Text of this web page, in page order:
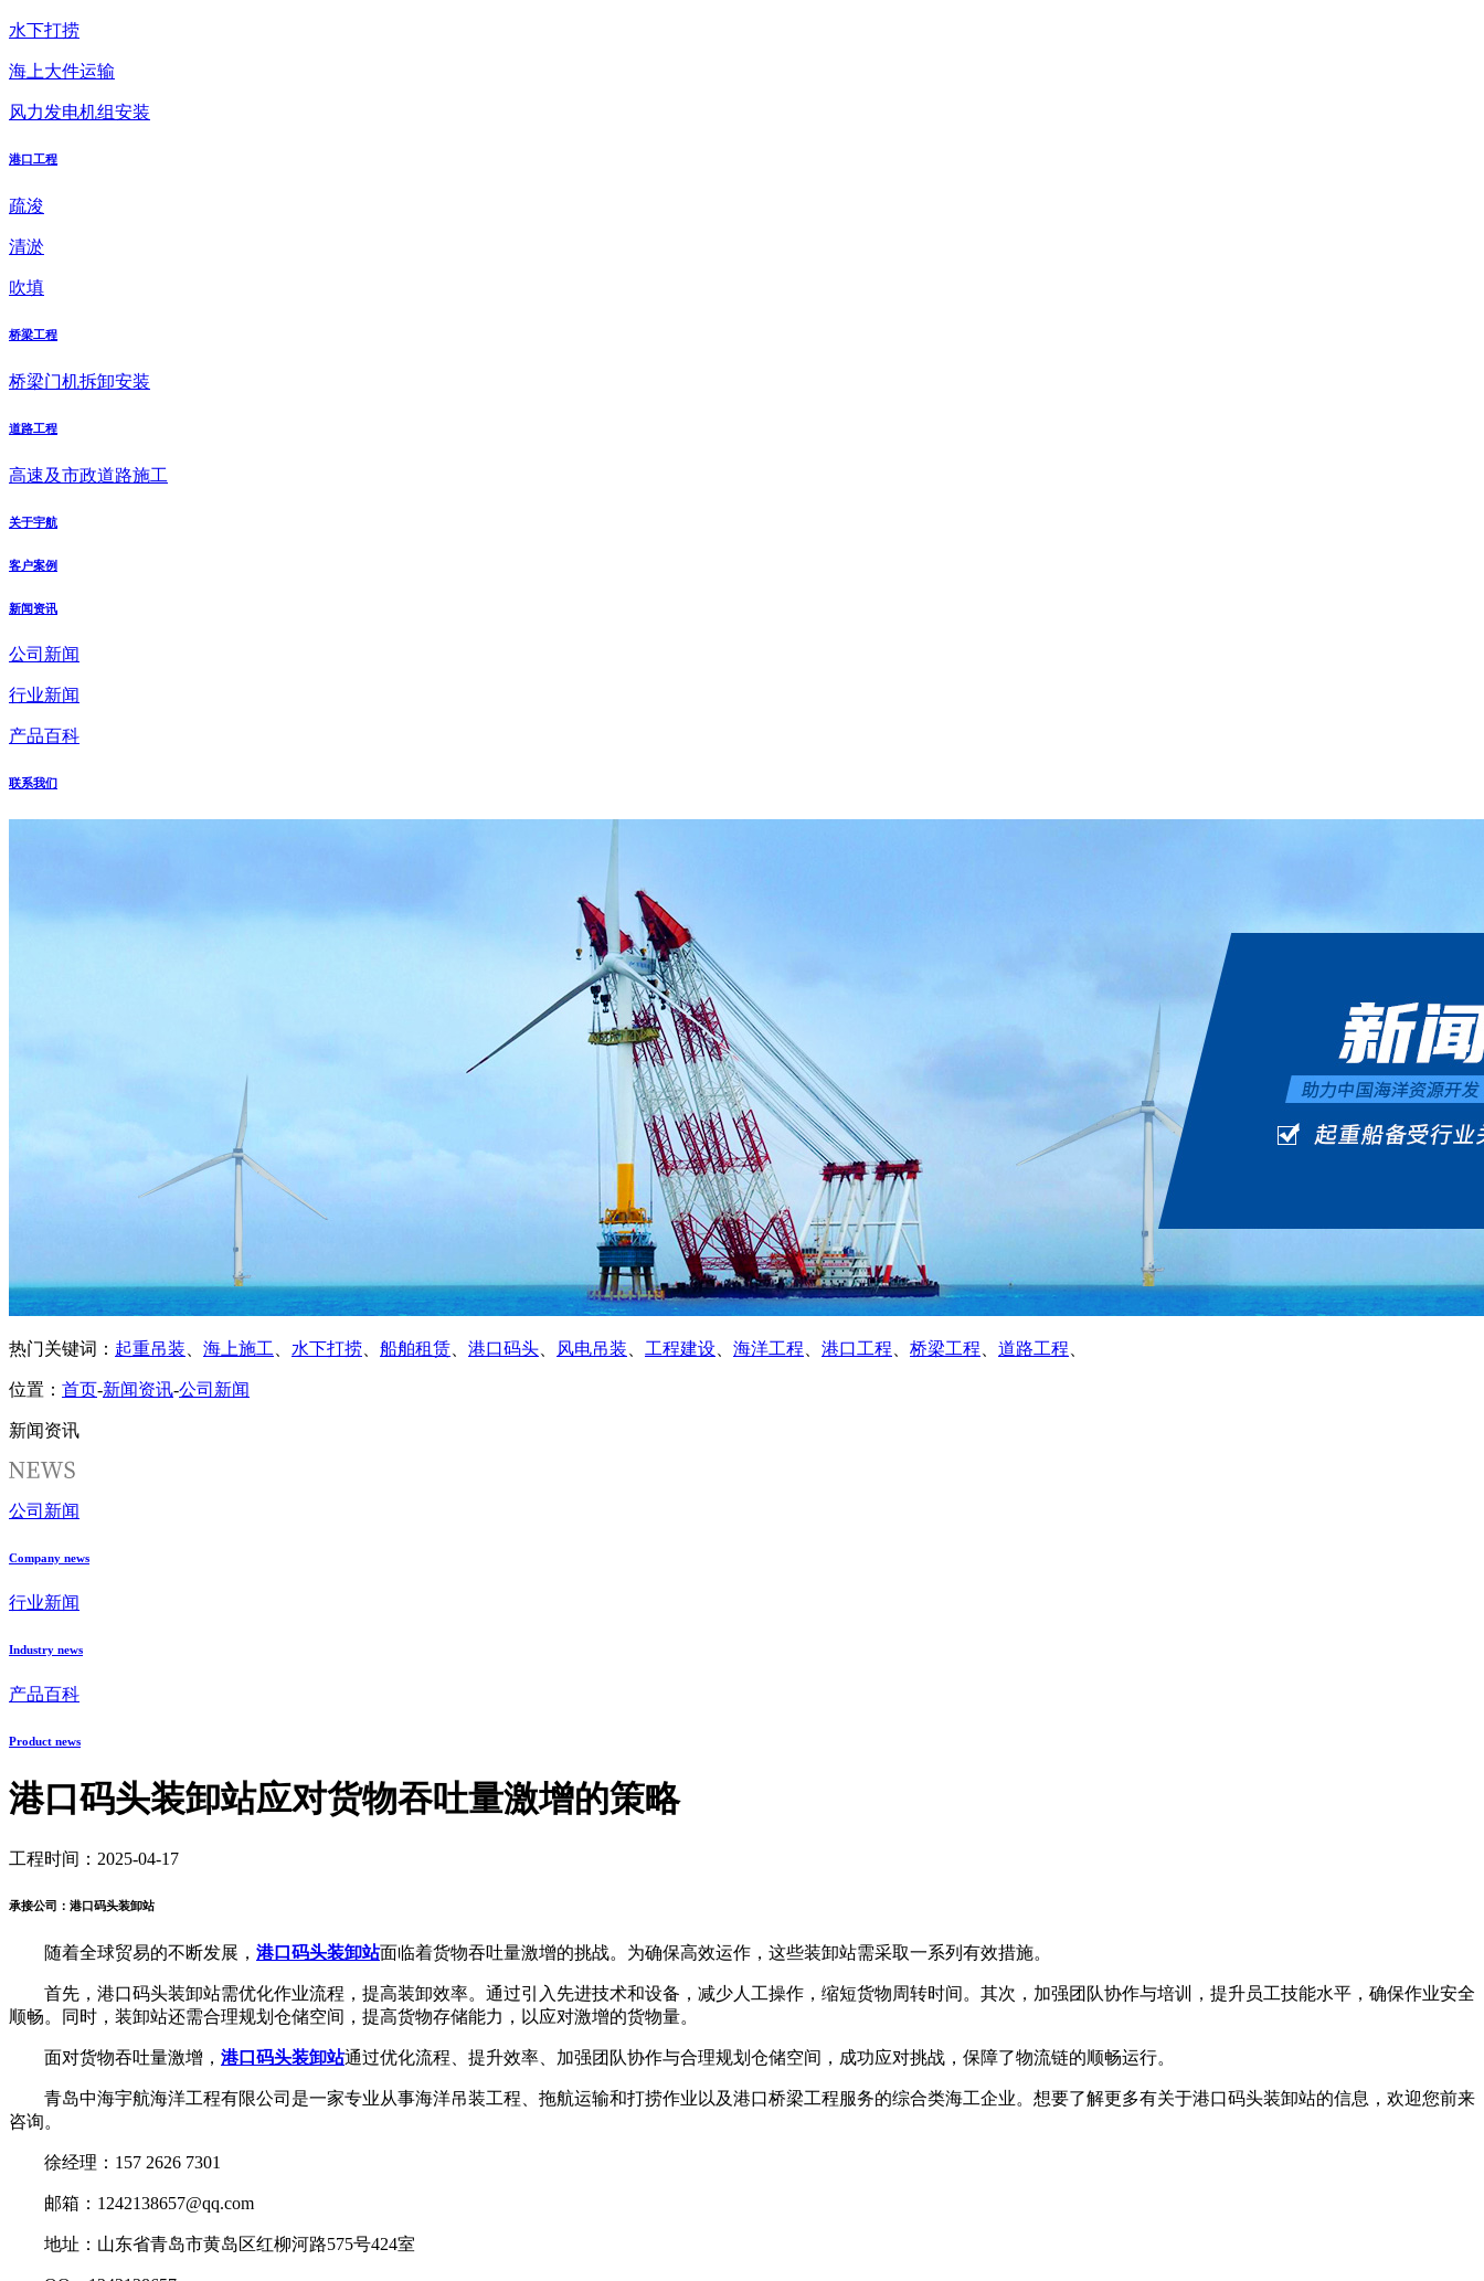
水下打捞
海上大件运输
风力发电机组安装
港口工程
疏浚
清淤
吹填
桥梁工程
桥梁门机拆卸安装
道路工程
高速及市政道路施工
关于宇航
客户案例
新闻资讯
公司新闻
行业新闻
产品百科
联系我们
热门关键词： 起重吊装、 海上施工、 水下打捞、 船舶租赁、 港口码头、 风电吊装、 工程建设、 海洋工程、 港口工程、 桥梁工程、 道路工程、
位置： 首页-新闻资讯-公司新闻
新闻资讯
公司新闻
Company news
行业新闻
Industry news
产品百科
Product news
港口码头装卸站应对货物吞吐量激增的策略
工程时间：2025-04-17
承接公司：港口码头装卸站
随着全球贸易的不断发展， 港口码头装卸站面临着货物吞吐量激增的挑战。为确保高效运作，这些装卸站需采取一系列有效措施。
首先，港口码头装卸站需优化作业流程，提高装卸效率。通过引入先进技术和设备，减少人工操作，缩短货物周转时间。其次，加强团队协作与培训，提升员工技能水平，确保作业安全
顺畅。同时，装卸站还需合理规划仓储空间，提高货物存储能力，以应对激增的货物量。
面对货物吞吐量激增， 港口码头装卸站通过优化流程、提升效率、加强团队协作与合理规划仓储空间，成功应对挑战，保障了物流链的顺畅运行。
青岛中海宇航海洋工程有限公司是一家专业从事海洋吊装工程、拖航运输和打捞作业以及港口桥梁工程服务的综合类海工企业。想要了解更多有关于港口码头装卸站的信息，欢迎您前来
咨询。
徐经理：157 2626 7301
邮箱：1242138657@qq.com
地址：山东省青岛市黄岛区红柳河路575号424室